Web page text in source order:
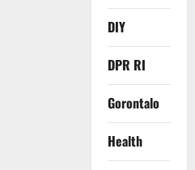
DIY
DPR RI
Gorontalo
Health